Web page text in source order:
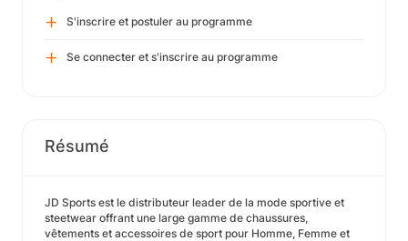
S'inscrire et postuler au programme
Se connecter et s'inscrire au programme
Résumé
JD Sports est le distributeur leader de la mode sportive et
steetwear offrant une large gamme de chaussures,
vêtements et accessoires de sport pour Homme, Femme et